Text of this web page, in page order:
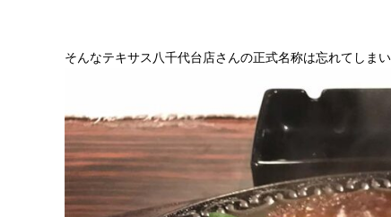
そんなテキサス八千代台店さんの正式名称は忘れてしま